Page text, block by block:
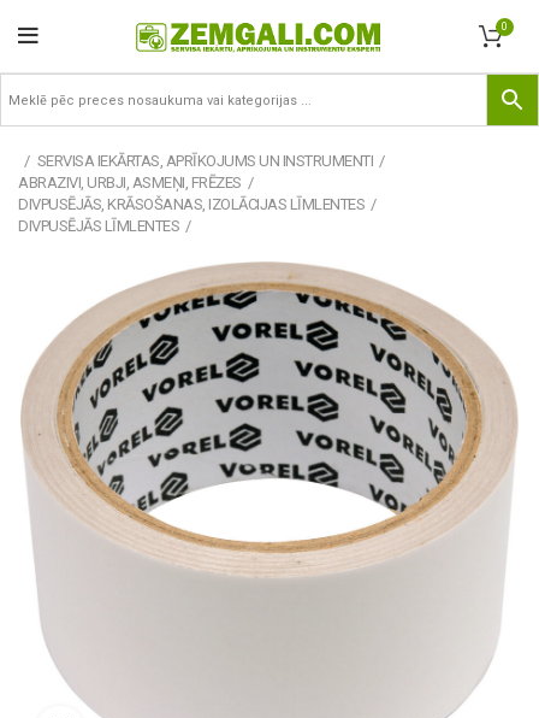
0
SERVISA IEKĀRTAS, APRĪKOJUMS UN INSTRUMENTI
ABRAZIVI, URBJI, ASMEŅI, FRĒZES
DIVPUSĒJĀS, KRĀSOŠANAS, IZOLĀCIJAS LĪMLENTES
DIVPUSĒJĀS LĪMLENTES